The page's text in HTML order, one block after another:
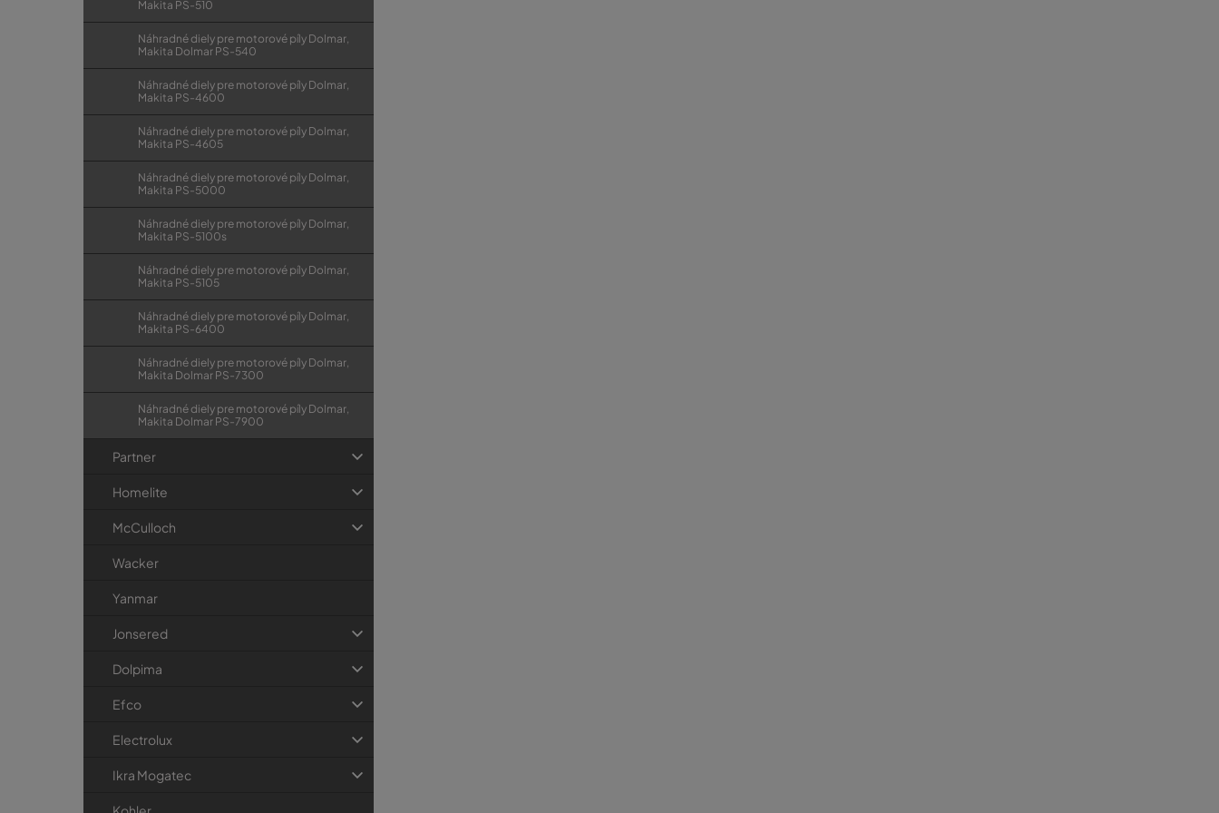
Makita PS-510
Náhradné diely pre motorové píly Dolmar,
Makita Dolmar PS-540
Náhradné diely pre motorové píly Dolmar,
Makita PS-4600
Náhradné diely pre motorové píly Dolmar,
Makita PS-4605
Náhradné diely pre motorové píly Dolmar,
Makita PS-5000
Náhradné diely pre motorové píly Dolmar,
Makita PS-5100s
Náhradné diely pre motorové píly Dolmar,
Makita PS-5105
Náhradné diely pre motorové píly Dolmar,
Makita PS-6400
Náhradné diely pre motorové píly Dolmar,
Makita Dolmar PS-7300
Náhradné diely pre motorové píly Dolmar,
Makita Dolmar PS-7900
Partner
Homelite
McCulloch
Wacker
Yanmar
Jonsered
Dolpima
Efco
Electrolux
Ikra Mogatec